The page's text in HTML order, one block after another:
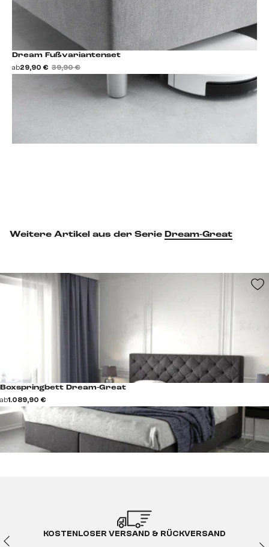
Dream Fußvariantenset
ab29,90 € 39,90 €
Fußset hinzufügen
Weitere Artikel aus der Serie Dream-Great
Boxspringbett Dream-Great
ab1.089,90 €
KOSTENLOSER VERSAND & RÜCKVERSAND